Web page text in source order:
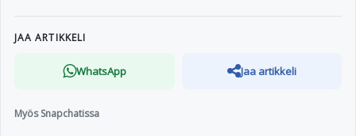
JAA ARTIKKELI
WhatsApp Jaa artikkeli
Myös Snapchatissa